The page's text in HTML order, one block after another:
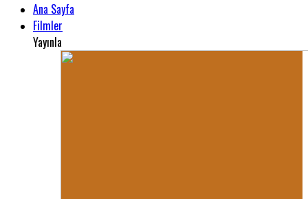
Ana Sayfa
Filmler
Yayınla